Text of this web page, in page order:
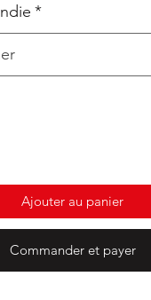
*
Ajouter au panier
Commander et payer